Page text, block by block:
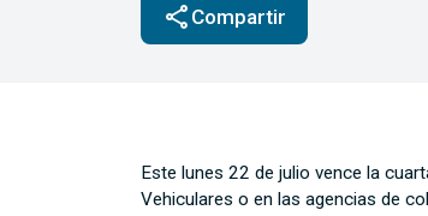
share Compartir
Este lunes 22 de julio vence la
Vehiculares o en las agencias de